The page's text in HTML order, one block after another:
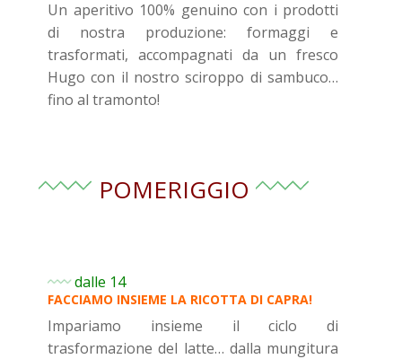
Un aperitivo 100% genuino con i prodotti
di nostra produzione: formaggi e
trasformati, accompagnati da un fresco
Hugo con il nostro sciroppo di sambuco…
fino al tramonto!
POMERIGGIO
dalle 14
FACCIAMO INSIEME LA RICOTTA DI CAPRA!
Impariamo insieme il ciclo di
trasformazione del latte… dalla mungitura